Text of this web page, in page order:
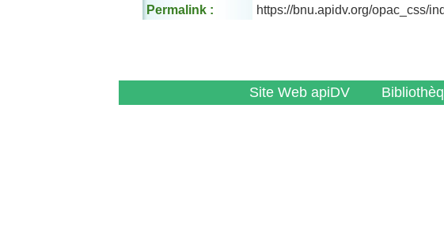
Permalink :
https://bnu.apidv.org/opac_css/
Site Web apiDV